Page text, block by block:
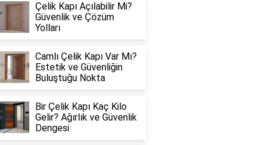
Çelik Kapı Açılabilir Mi?
Güvenlik ve Çözüm
Yolları
Camlı Çelik Kapı Var Mı?
Estetik ve Güvenliğin
Buluştuğu Nokta
Bir Çelik Kapı Kaç Kilo
Gelir? Ağırlık ve Güvenlik
Dengesi